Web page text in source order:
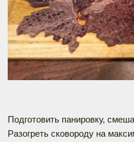
Подготовить панировку,
Разогреть сковороду на